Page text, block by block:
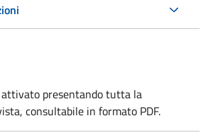
attivato presentando tutta la
consultabile in formato PDF.